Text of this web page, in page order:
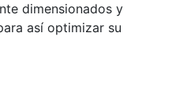
dimensionados y
así optimizar su